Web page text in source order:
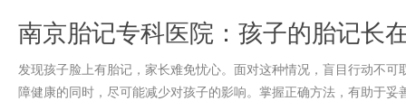
南京胎记专科医院：孩子的胎记长
发现孩子脸上有胎记，家长难免忧心。面对这种情况，盲目行动不可
障健康的同时，尽可能减少对孩子的影响。掌握正确方法，有助于妥